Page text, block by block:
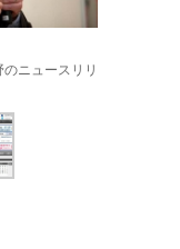
ニュースリリ